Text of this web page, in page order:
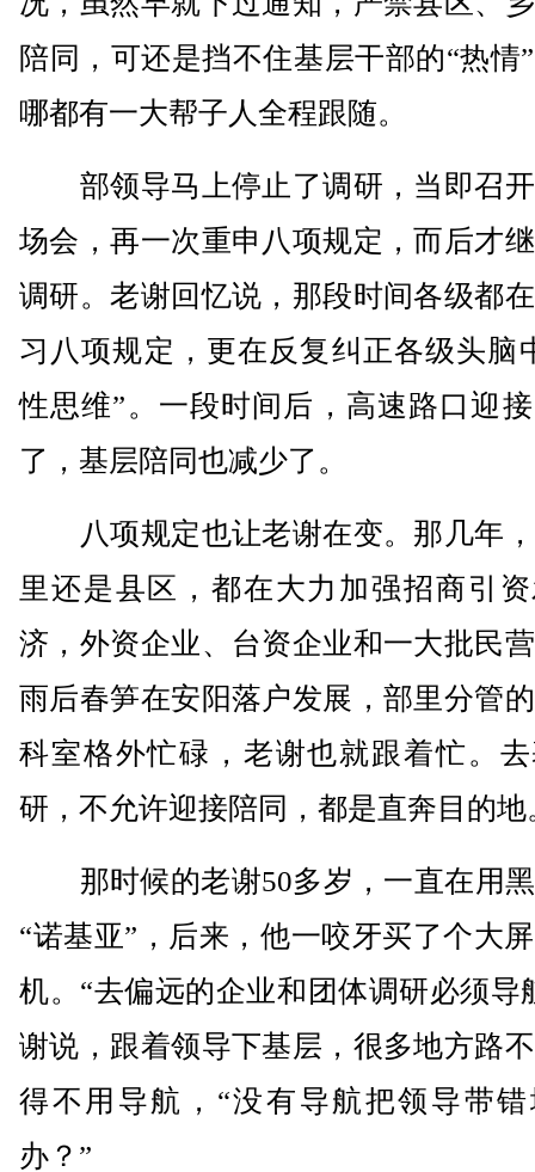
陪同，可还是挡不住基层干部的“热情
哪都有一大帮子人全程跟随。
部领导马上停止了调研，当即召
场会，再一次重申八项规定，而后才
调研。老谢回忆说，那段时间各级都
习八项规定，更在反复纠正各级头脑
性思维”。一段时间后，高速路口迎
了，基层陪同也减少了。
八项规定也让老谢在变。那几年
里还是县区，都在大力加强招商引
济，外资企业、台资企业和一大批民
雨后春笋在安阳落户发展，部里分管
科室格外忙碌，老谢也就跟着忙。
研，不允许迎接陪同，都是直奔目的地
那时候的老谢50多岁，一直在用
“诺基亚”，后来，他一咬牙买了个大
机。“去偏远的企业和团体调研必须导
谢说，跟着领导下基层，很多地方路
得不用导航，“没有导航把领导带
办？”